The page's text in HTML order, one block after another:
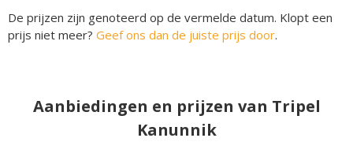
De prijzen zijn genoteerd op de vermelde datum. Klopt een
prijs niet meer? Geef ons dan de juiste prijs door.
Aanbiedingen en prijzen van Tripel
Kanunnik